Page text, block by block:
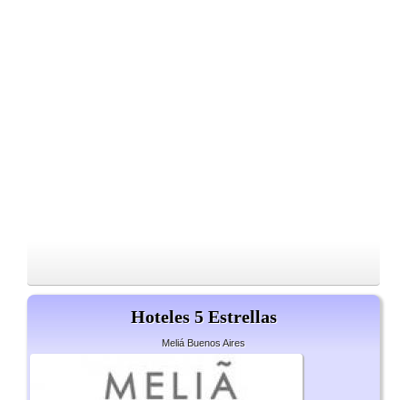
Hoteles 5 Estrellas
Meliá Buenos Aires